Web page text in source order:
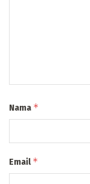
Nama *
Email*